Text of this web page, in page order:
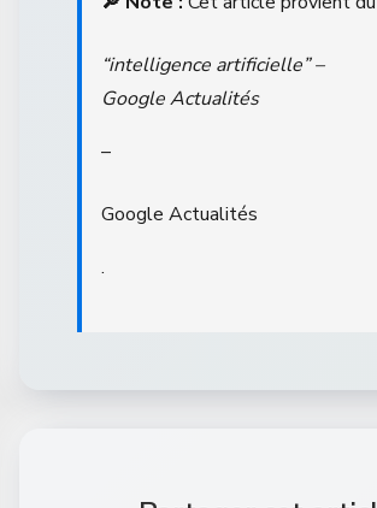
“intelligence artificielle” –
Google Actualités
–
Google Actualités
.